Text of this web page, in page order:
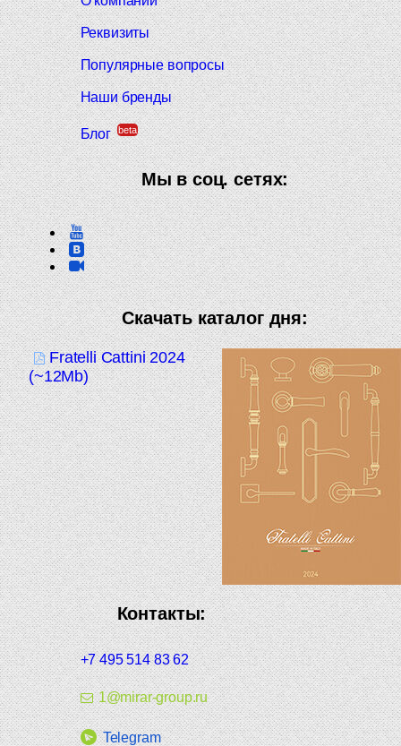
Реквизиты
Популярные вопросы
Наши бренды
Блог beta
Мы в соц. сетях:
Скачать каталог дня:
Fratelli Cattini 2024
(~12Mb)
Контакты:
+7 495 514 83 62
1@mirar-group.ru
Telegram